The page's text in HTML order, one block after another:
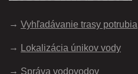
Vyhľadávanie trasy potrubia
Lokalizácia únikov vody
Správa vodovodov